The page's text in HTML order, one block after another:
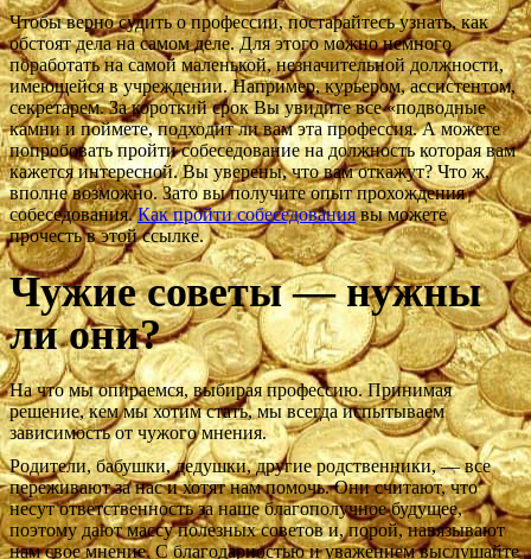
Чтобы верно судить о профессии, постарайтесь узнать, как
обстоят дела на самом деле. Для этого можно немного
поработать на самой маленькой, незначительной должности,
имеющейся в учреждении. Например, курьером, ассистентом,
секретарем. За короткий срок Вы увидите все «подводные
камни и поймете, подходит ли вам эта профессия. А можете
попробовать пройти собеседование на должность которая вам
кажется интересной. Вы уверены, что вам откажут? Что ж,
вполне возможно. Зато вы получите опыт прохождения
собеседования.Как пройти собеседованиявы можете
прочесть в этой ссылке.
Чужие советы — нужны
ли они?
На что мы опираемся, выбирая профессию. Принимая
решение, кем мы хотим стать, мы всегда испытываем
зависимость от чужого мнения.
Родители, бабушки, дедушки, другие родственники, — все
переживают за нас и хотят нам помочь. Они считают, что
несут ответственность за наше благополучное будущее,
поэтому дают массу полезных советов и, порой, навязывают
нам свое мнение. С благодарностью и уважением выслушайте